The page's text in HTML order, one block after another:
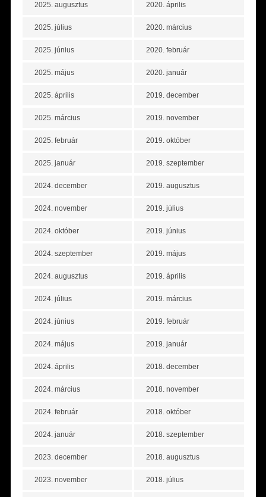
2025. augusztus
2025. július
2025. június
2025. május
2025. április
2025. március
2025. február
2025. január
2024. december
2024. november
2024. október
2024. szeptember
2024. augusztus
2024. július
2024. június
2024. május
2024. április
2024. március
2024. február
2024. január
2023. december
2023. november
2020. április
2020. március
2020. február
2020. január
2019. december
2019. november
2019. október
2019. szeptember
2019. augusztus
2019. július
2019. június
2019. május
2019. április
2019. március
2019. február
2019. január
2018. december
2018. november
2018. október
2018. szeptember
2018. augusztus
2018. július